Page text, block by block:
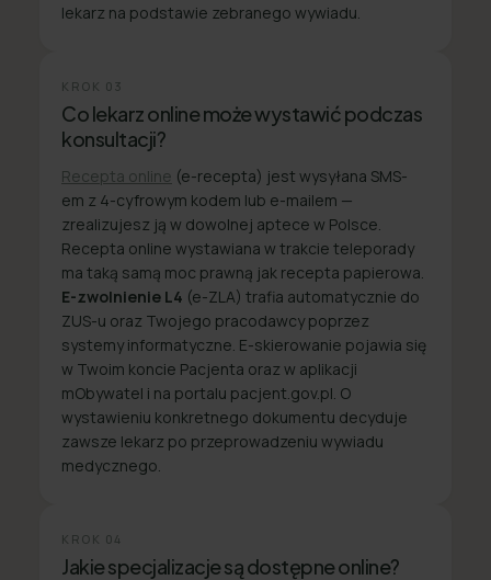
lekarz na podstawie zebranego wywiadu.
KROK 03
Co lekarz online może wystawić podczas
konsultacji?
Recepta online (e-recepta) jest wysyłana SMS-
em z 4-cyfrowym kodem lub e-mailem —
zrealizujesz ją w dowolnej aptece w Polsce.
Recepta online wystawiana w trakcie teleporady
ma taką samą moc prawną jak recepta papierowa.
E-zwolnienie L4 (e-ZLA) trafia automatycznie do
ZUS-u oraz Twojego pracodawcy poprzez
systemy informatyczne. E-skierowanie pojawia się
w Twoim koncie Pacjenta oraz w aplikacji
mObywatel i na portalu pacjent.gov.pl. O
wystawieniu konkretnego dokumentu decyduje
zawsze lekarz po przeprowadzeniu wywiadu
medycznego.
KROK 04
Jakie specjalizacje są dostępne online?